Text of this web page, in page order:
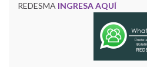
REDESMA INGRESA AQUÍ